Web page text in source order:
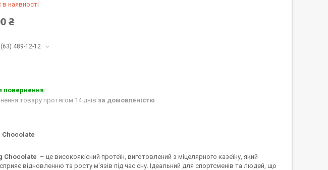
наявності
₴
489-12-12
товару протягом 14 днів за домовленістю
Chocolate
Chocolate – це високоякісний протеїн, виготовлений з міцелярного казеїну, який
відновленню та росту м'язів під час сну. Ідеальний для спортсменів та людей, що